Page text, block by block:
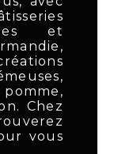
et
Chez
vous